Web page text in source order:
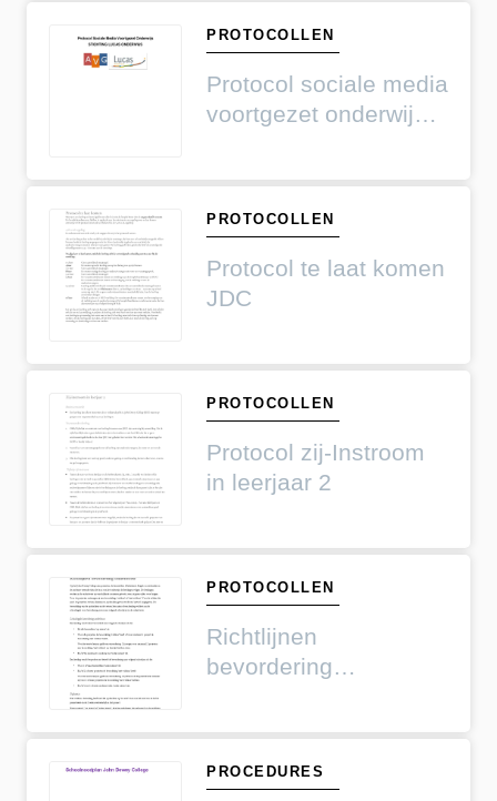
PROTOCOLLEN
Protocol sociale media
voortgezet onderwijs
PROTOCOLLEN
Protocol te laat komen
JDC
PROTOCOLLEN
Protocol zij-Instroom
in leerjaar 2
PROTOCOLLEN
Richtlijnen
bevordering
2 en 3)
PROCEDURES